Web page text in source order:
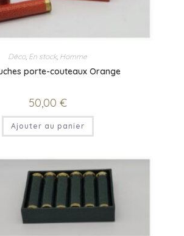
Déco, En stock, Homme
porte-couteaux Orange
50,00 €
Ajouter au panier